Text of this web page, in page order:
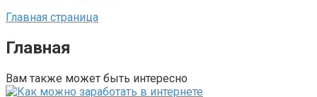
Главная страница
Главная
Вам также может быть интересно